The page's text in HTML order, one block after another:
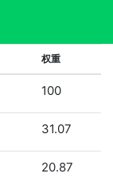
权重
100
31.07
20.87